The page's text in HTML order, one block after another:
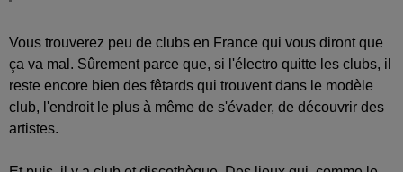
Vous trouverez peu de clubs en France qui vous diront que
ça va mal. Sûrement parce que, si l'électro quitte les clubs, il
reste encore bien des fêtards qui trouvent dans le modèle
club, l'endroit le plus à même de s'évader, de découvrir des
artistes.